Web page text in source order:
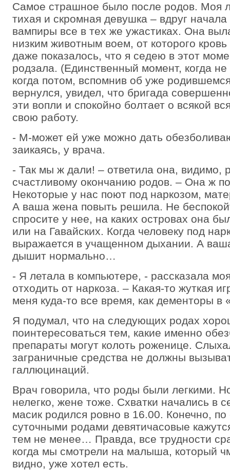
Самое страшное было после родов. Моя
тихая и скромная девушка – вдруг начала
вампиры все в тех же ужастиках. Она
низким животным воем, от которого
даже показалось, что я седею в этот
родзала. (Единственный момент, когда
когда потом, вспомнив об уже
вернулся, увидел, что бригада
эти вопли и спокойно болтает о всякой
свою работу.
- М-может ей уже можно дать
заикаясь, у врача.
- Так мы ж дали! – ответила она, видимо,
счастливому окончанию родов. – Она ж
Некоторые у нас поют под наркозом,
А ваша жена повыть решила. Не
спросите у нее, на каких островах она
или на Гавайских. Когда человеку под
выражается в учащенном дыхании. А
дышит нормально…
- Я летала в компьютере, - рассказала
отходить от наркоза. – Какая-то жуткая
меня куда-то все время, как дементоры
Я подумал, что на следующих родах
поинтересоваться тем, какие именно
препараты могут колоть роженице.
заграничные средства не должны
галлюцинаций.
Врач говорила, что роды были легкими.
нелегко, жене тоже. Схватки начались в
масик родился ровно в 16.00. Конечно,
суточными родами девятичасовые
тем не менее… Правда, все трудности
когда мы смотрели на малыша, который
видно, уже хотел есть.